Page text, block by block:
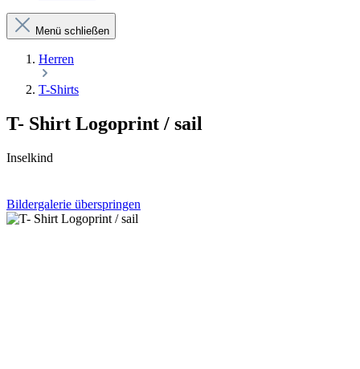
Menü schließen
Herren
T-Shirts
T- Shirt Logoprint / sail
Inselkind
Bildergalerie überspringen